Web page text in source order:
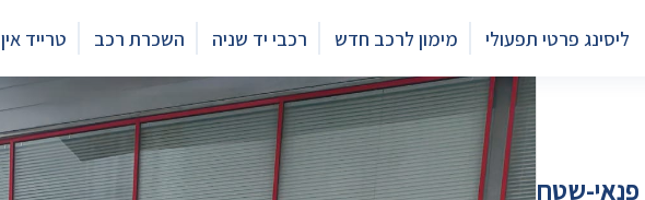
ליסינג פרטי תפעולי מימון לרכב חדש רכבי יד שניה השכרת רכב טרייד אין